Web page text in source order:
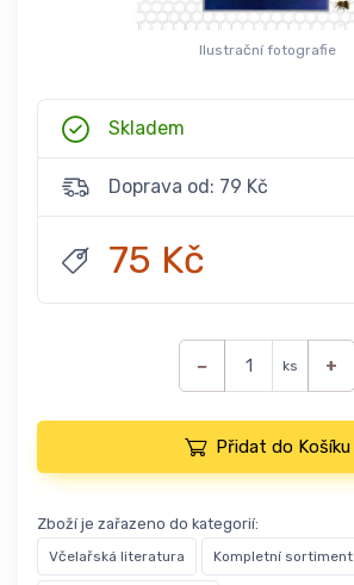
Ilustrační fotografie
Skladem
Doprava od: 79 Kč
75 Kč
− ks +
Přidat do Košíku
Zboží je zařazeno do kategorií:
Včelařská literatura Kompletní sortiment